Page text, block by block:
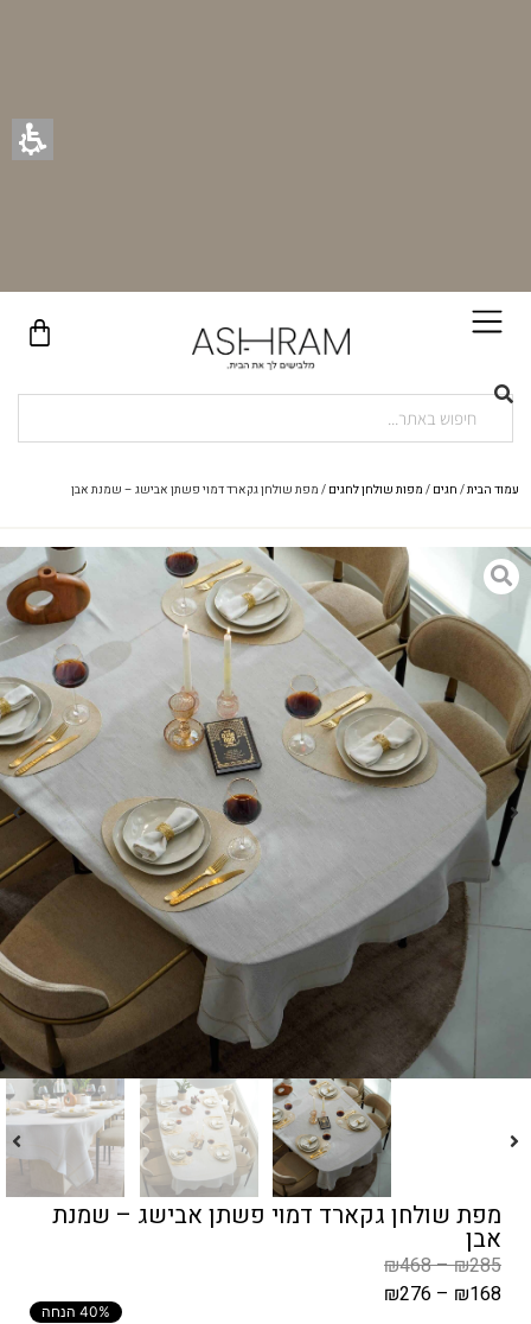
עמוד הבית/ חגים / מפות שולחן לחגים / מפת שולחן גקארד דמוי פשתן אבישג – שמנת אבן
מפת שולחן גקארד דמוי פשתן אבישג – שמנת
אבן
₪285
–
₪468
₪168
–
₪276
40% הנחה